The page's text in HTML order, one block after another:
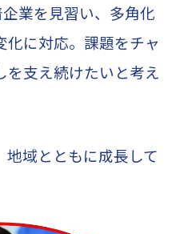
業を見習い、多角化
に対応。課題をチャ
を支え続けたいと考え
域とともに成長して